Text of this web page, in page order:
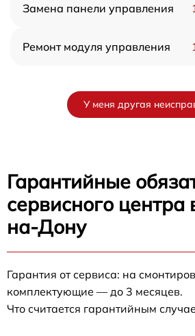
Замена панели управления
Ремонт модуля управления
У меня другая
Гарантийные
сервисного центра
на-Дону
Гарантия от сервиса: на
комплектующие — до 3 месяцев.
Что считается гарантийным